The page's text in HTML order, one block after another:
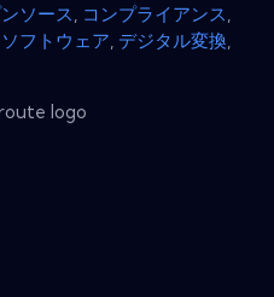
ソース コンプライアンス
ソフトウェア デジタル変換